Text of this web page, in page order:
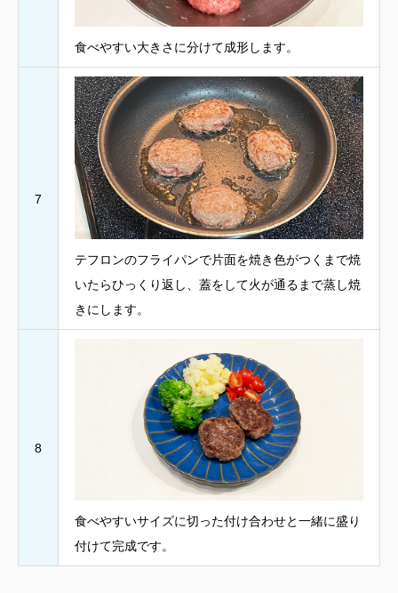
食べやすい大きさに分けて成形します。
7
テフロンのフライパンで片面を焼き色がつくまで焼
いたらひっくり返し、蓋をして火が通るまで蒸し焼
きにします。
8
食べやすいサイズに切った付け合わせと一緒に盛り
付けて完成です。